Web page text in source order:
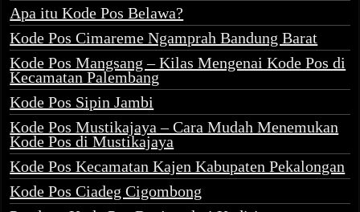
Apa itu Kode Pos Belawa?
Kode Pos Cimareme Ngamprah Bandung Barat
Kode Pos Mangsang – Kilas Mengenai Kode Pos di
Kecamatan Palembang
Kode Pos Sipin Jambi
Kode Pos Mustikajaya – Cara Mudah Menemukan
Kode Pos di Mustikajaya
Kode Pos Kecamatan Kajen Kabupaten Pekalongan
Kode Pos Ciadeg Cigombong